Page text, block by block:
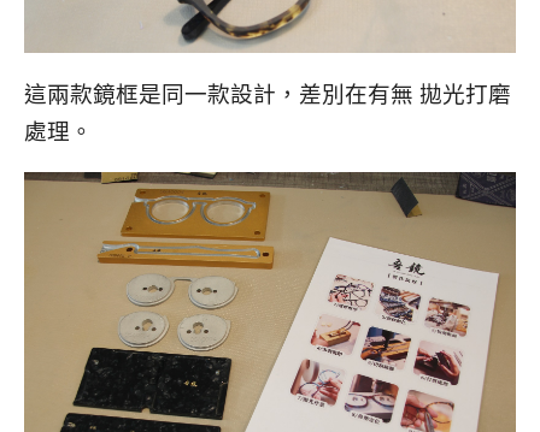
這兩款鏡框是同一款設計，差別在有無 拋光打磨
處理。